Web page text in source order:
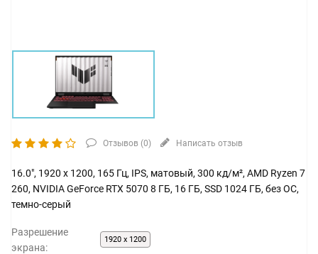
Отзывов (0) Написать отзыв
16.0", 1920 x 1200, 165 Гц, IPS, матовый, 300 кд/м², AMD Ryzen 7
260, NVIDIA GeForce RTX 5070 8 ГБ, 16 ГБ, SSD 1024 ГБ, без ОС,
темно-серый
Разрешение
экрана:
1920 x 1200